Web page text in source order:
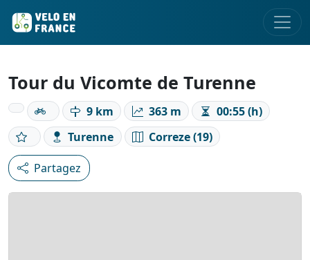
Tour du Vicomte de Turenne
9 km 363 m
00:55 (h)
Turenne
Correze (19)
Partagez